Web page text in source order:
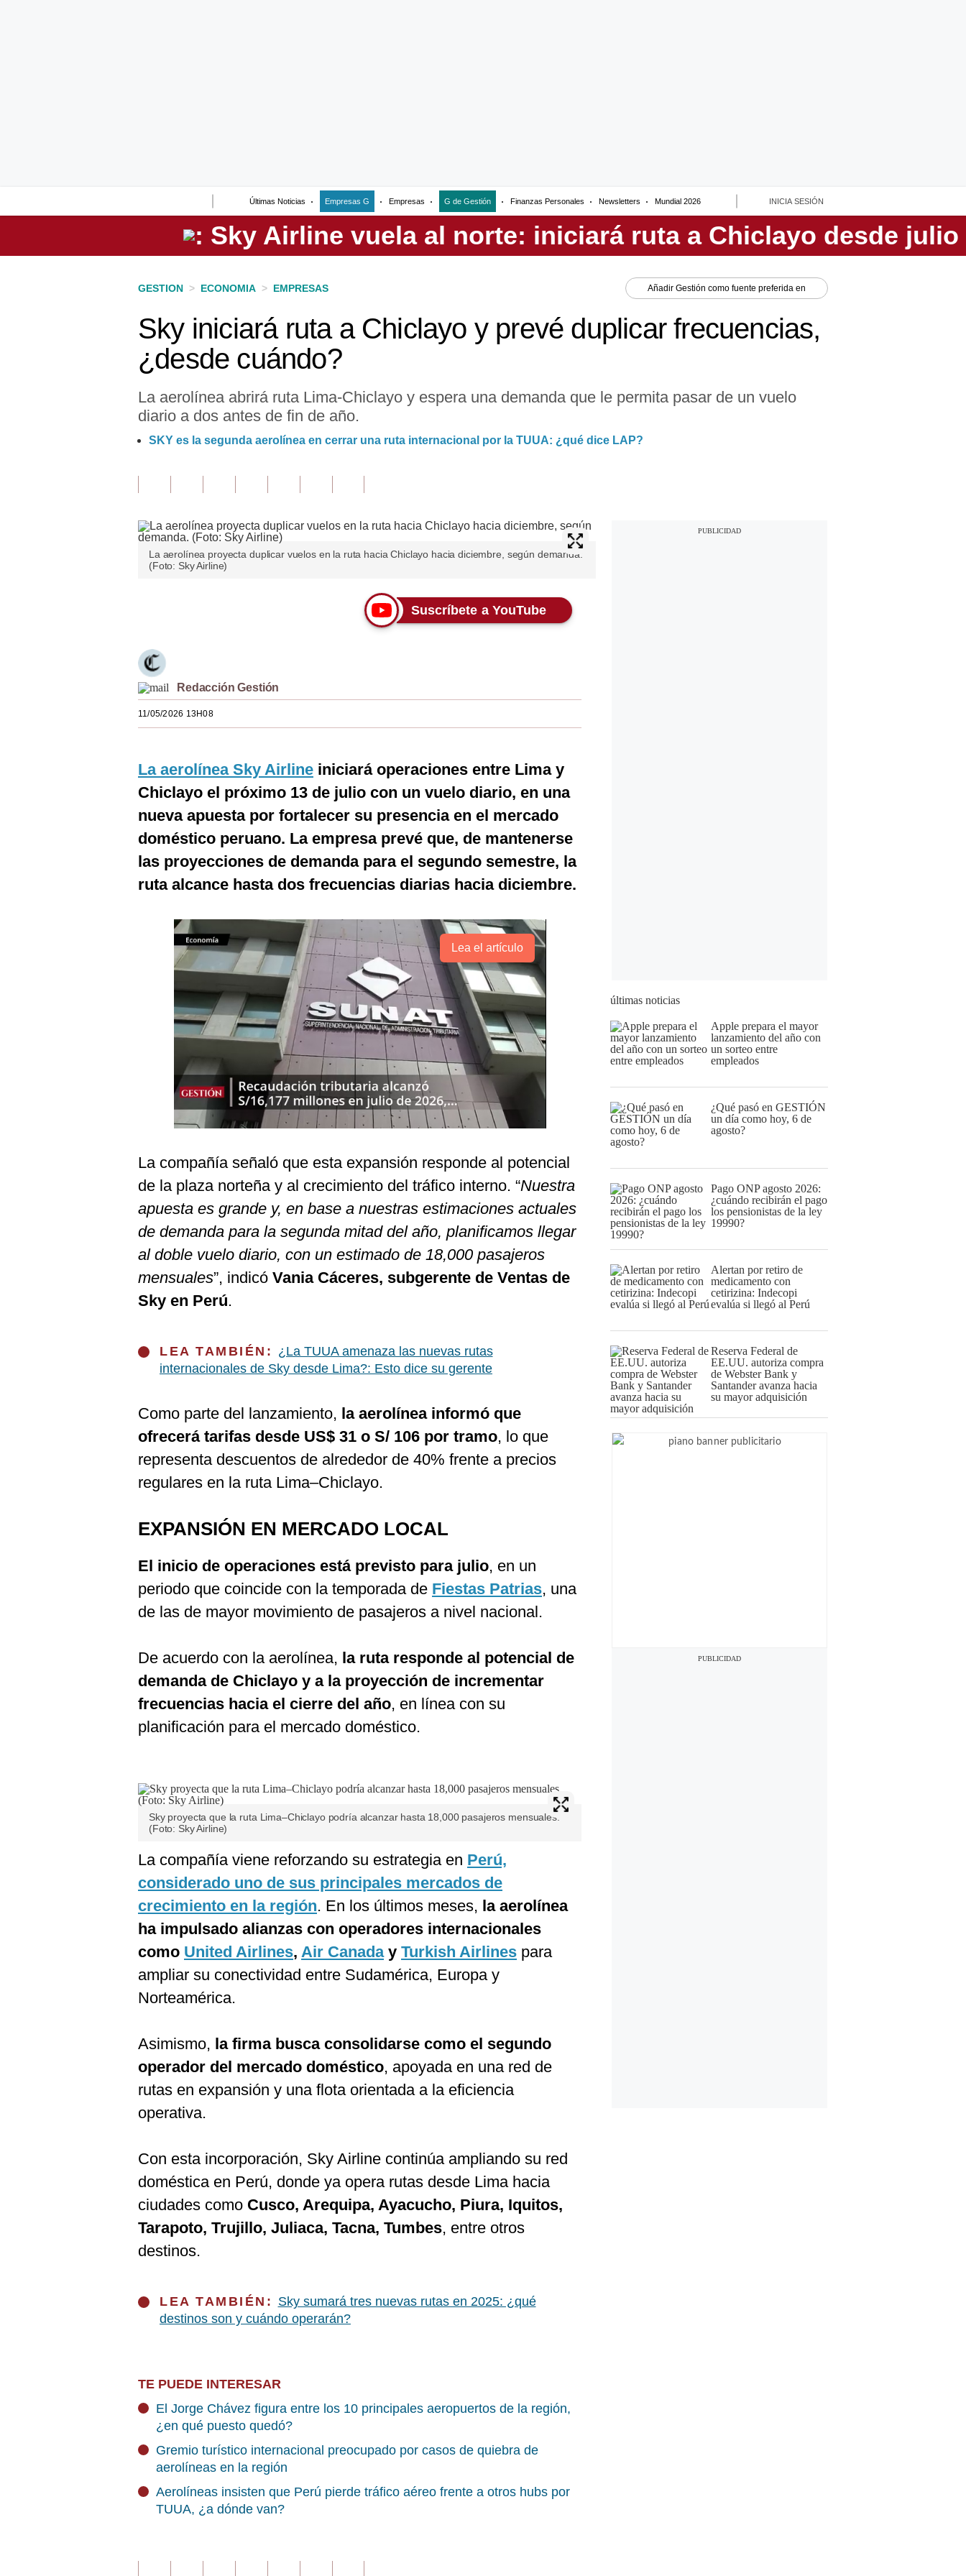
Últimas Noticias Empresas G Empresas G de Gestión Finanzas Personales Newsletters Mundial 2026 INICIA SESIÓN
Perú
GESTION > ECONOMIA > EMPRESAS Añadir Gestión como fuente preferida en
Sky iniciará ruta a Chiclayo y prevé duplicar frecuencias,
¿desde cuándo?
La aerolínea abrirá ruta Lima-Chiclayo y espera una demanda que le permita pasar de un vuelo
diario a dos antes de fin de año.
SKY es la segunda aerolínea en cerrar una ruta internacional por la TUUA: ¿qué dice LAP?
La aerolínea proyecta duplicar vuelos en la ruta hacia Chiclayo hacia diciembre, según demanda.
(Foto: Sky Airline)
Suscríbete a YouTube
Redacción Gestión
11/05/2026 13H08
La aerolínea Sky Airline iniciará operaciones entre Lima y
Chiclayo el próximo 13 de julio con un vuelo diario, en una
nueva apuesta por fortalecer su presencia en el mercado
doméstico peruano. La empresa prevé que, de mantenerse
las proyecciones de demanda para el segundo semestre, la
ruta alcance hasta dos frecuencias diarias hacia diciembre.
Lea el artículo
La compañía señaló que esta expansión responde al potencial
de la plaza norteña y al crecimiento del tráfico interno. “Nuestra
apuesta es grande y, en base a nuestras estimaciones actuales
de demanda para la segunda mitad del año, planificamos llegar
al doble vuelo diario, con un estimado de 18,000 pasajeros
mensuales”, indicó Vania Cáceres, subgerente de Ventas de
Sky en Perú.
LEA TAMBIÉN: ¿La TUUA amenaza las nuevas rutas
internacionales de Sky desde Lima?: Esto dice su gerente
Como parte del lanzamiento, la aerolínea informó que
ofrecerá tarifas desde US$ 31 o S/ 106 por tramo, lo que
representa descuentos de alrededor de 40% frente a precios
regulares en la ruta Lima–Chiclayo.
EXPANSIÓN EN MERCADO LOCAL
El inicio de operaciones está previsto para julio, en un
periodo que coincide con la temporada de Fiestas Patrias, una
de las de mayor movimiento de pasajeros a nivel nacional.
De acuerdo con la aerolínea, la ruta responde al potencial de
demanda de Chiclayo y a la proyección de incrementar
frecuencias hacia el cierre del año, en línea con su
planificación para el mercado doméstico.
Sky proyecta que la ruta Lima–Chiclayo podría alcanzar hasta 18,000 pasajeros mensuales.
(Foto: Sky Airline)
La compañía viene reforzando su estrategia en Perú,
considerado uno de sus principales mercados de
crecimiento en la región. En los últimos meses, la aerolínea
ha impulsado alianzas con operadores internacionales
como United Airlines, Air Canaday Turkish Airlines para
ampliar su conectividad entre Sudamérica, Europa y
Norteamérica.
Asimismo, la firma busca consolidarse como el segundo
operador del mercado doméstico, apoyada en una red de
rutas en expansión y una flota orientada a la eficiencia
operativa.
Con esta incorporación, Sky Airline continúa ampliando su red
doméstica en Perú, donde ya opera rutas desde Lima hacia
ciudades como Cusco, Arequipa, Ayacucho, Piura, Iquitos,
Tarapoto, Trujillo, Juliaca, Tacna, Tumbes, entre otros
destinos.
LEA TAMBIÉN: Sky sumará tres nuevas rutas en 2025: ¿qué
destinos son y cuándo operarán?
TE PUEDE INTERESAR
El Jorge Chávez figura entre los 10 principales aeropuertos de la región,
¿en qué puesto quedó?
Gremio turístico internacional preocupado por casos de quiebra de
aerolíneas en la región
Aerolíneas insisten que Perú pierde tráfico aéreo frente a otros hubs por
TUUA, ¿a dónde van?
últimas noticias
Apple prepara el mayor
lanzamiento del año con
un sorteo entre
empleados
¿Qué pasó en GESTIÓN
un día como hoy, 6 de
agosto?
Pago ONP agosto 2026:
¿cuándo recibirán el pago
los pensionistas de la ley
19990?
Alertan por retiro de
medicamento con
cetirizina: Indecopi
evalúa si llegó al Perú
Reserva Federal de
EE.UU. autoriza compra
de Webster Bank y
Santander avanza hacia
su mayor adquisición